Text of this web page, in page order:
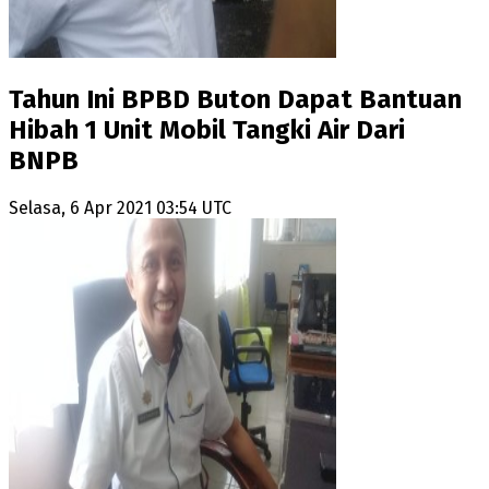
Tahun Ini BPBD Buton Dapat Bantuan
Hibah 1 Unit Mobil Tangki Air Dari
BNPB
Selasa, 6 Apr 2021 03:54 UTC